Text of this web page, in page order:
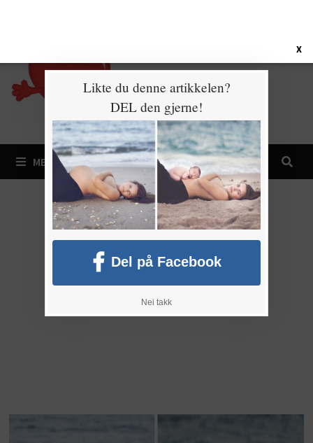
MENY
X
Likte du denne artikkelen?
DEL den gjerne!
Del på Facebook
Nei takk